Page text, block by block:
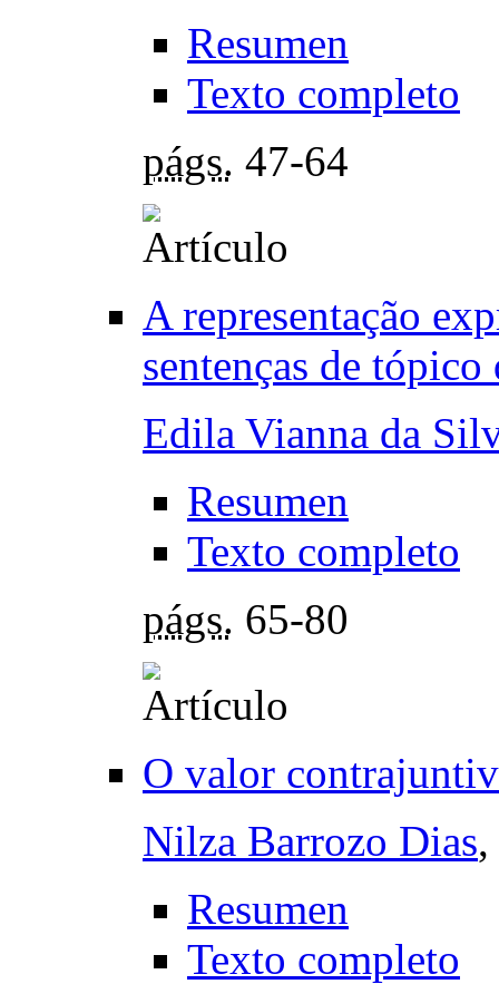
Resumen
Texto completo
págs. 47-64
A representação
sentenças de tópico
Edila Vianna da
Resumen
Texto completo
págs. 65-80
O valor
Nilza Barrozo Dias,
Resumen
Texto completo